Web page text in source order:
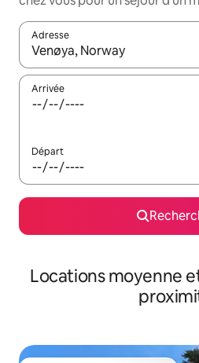
Adresse
Lorsque les résultats s'affichent,
Arrivée
Départ
Locations moyenne